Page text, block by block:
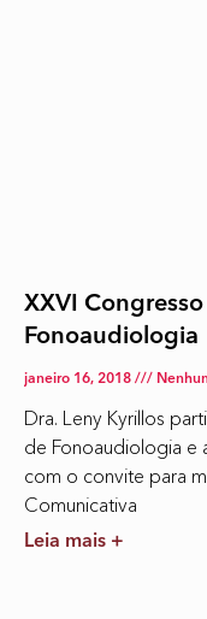
XXVI
Fonoaudiologia
janeiro 16, 2018
Dra. Leny Kyrillos
de Fonoaudiologia e
com o convite para
Comunicativa
Leia mais +